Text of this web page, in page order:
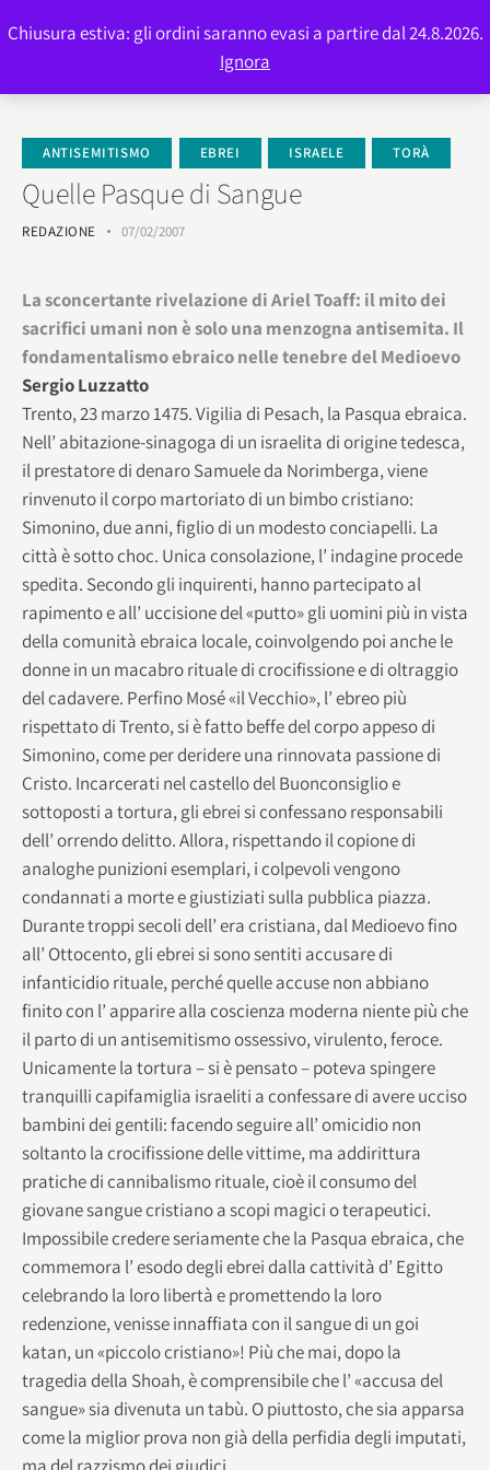
ANTISEMITISMO EBREI ISRAELE TORÀ
Quelle Pasque di Sangue
REDAZIONE 07/02/2007
La sconcertante rivelazione di Ariel Toaff: il mito dei
sacrifici umani non è solo una menzogna antisemita. Il
fondamentalismo ebraico nelle tenebre del Medioevo
Sergio Luzzatto
Trento, 23 marzo 1475. Vigilia di Pesach, la Pasqua ebraica.
Nell’ abitazione-sinagoga di un israelita di origine tedesca,
il prestatore di denaro Samuele da Norimberga, viene
rinvenuto il corpo martoriato di un bimbo cristiano:
Simonino, due anni, figlio di un modesto conciapelli. La
città è sotto choc. Unica consolazione, l’ indagine procede
spedita. Secondo gli inquirenti, hanno partecipato al
rapimento e all’ uccisione del «putto» gli uomini più in vista
della comunità ebraica locale, coinvolgendo poi anche le
donne in un macabro rituale di crocifissione e di oltraggio
del cadavere. Perfino Mosé «il Vecchio», l’ ebreo più
rispettato di Trento, si è fatto beffe del corpo appeso di
Simonino, come per deridere una rinnovata passione di
Cristo. Incarcerati nel castello del Buonconsiglio e
sottoposti a tortura, gli ebrei si confessano responsabili
dell’ orrendo delitto. Allora, rispettando il copione di
analoghe punizioni esemplari, i colpevoli vengono
condannati a morte e giustiziati sulla pubblica piazza.
Durante troppi secoli dell’ era cristiana, dal Medioevo fino
all’ Ottocento, gli ebrei si sono sentiti accusare di
infanticidio rituale, perché quelle accuse non abbiano
finito con l’ apparire alla coscienza moderna niente più che
il parto di un antisemitismo ossessivo, virulento, feroce.
Unicamente la tortura – si è pensato – poteva spingere
tranquilli capifamiglia israeliti a confessare di avere ucciso
bambini dei gentili: facendo seguire all’ omicidio non
soltanto la crocifissione delle vittime, ma addirittura
pratiche di cannibalismo rituale, cioè il consumo del
giovane sangue cristiano a scopi magici o terapeutici.
Impossibile credere seriamente che la Pasqua ebraica, che
commemora l’ esodo degli ebrei dalla cattività d’ Egitto
celebrando la loro libertà e promettendo la loro
redenzione, venisse innaffiata con il sangue di un goi
katan, un «piccolo cristiano»! Più che mai, dopo la
tragedia della Shoah, è comprensibile che l’ «accusa del
sangue» sia divenuta un tabù. O piuttosto, che sia apparsa
come la miglior prova non già della perfidia degli imputati,
ma del razzismo dei giudici.
Chiusura estiva: gli ordini saranno evasi a partire dal 24.8.2026.
Ignora